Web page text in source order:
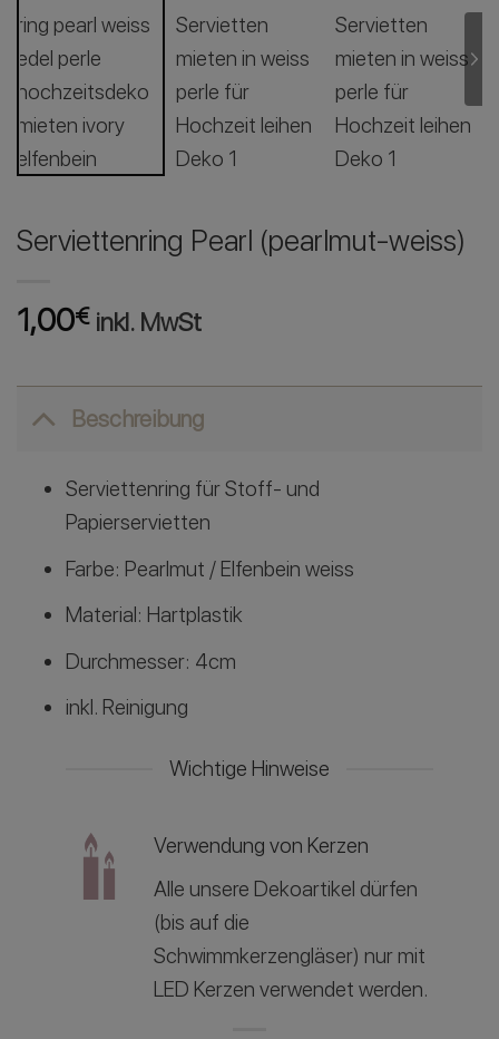
Serviettenring Pearl (pearlmut-weiss)
1,00€ inkl. MwSt
Beschreibung
Serviettenring für Stoff- und
Papierservietten
Farbe: Pearlmut / Elfenbein weiss
Material: Hartplastik
Durchmesser: 4cm
inkl. Reinigung
Wichtige Hinweise
Verwendung von Kerzen
Alle unsere Dekoartikel dürfen
(bis auf die
Schwimmkerzengläser) nur mit
LED Kerzen verwendet werden.